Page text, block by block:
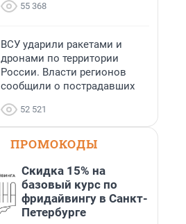
55 368
ВСУ ударили ракетами и
дронами по территории
России. Власти регионов
сообщили о пострадавших
52 521
ПРОМОКОДЫ
Скидка 15% на
базовый курс по
фридайвингу в Санкт-
Петербурге